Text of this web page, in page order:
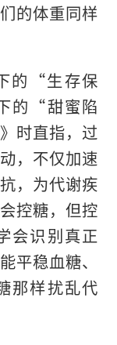
的体重同样
的“生存保
的“甜蜜陷
时直指，过
，不仅加速
，为代谢疾
控糖，但控
会识别真正
稳血糖、
那样扰乱代